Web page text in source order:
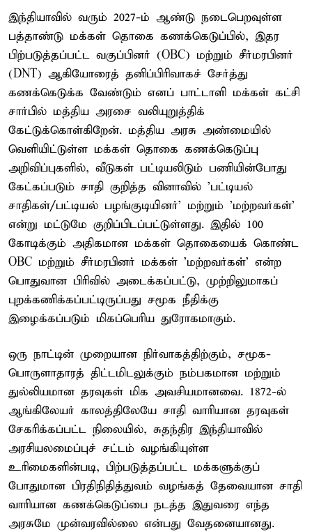
இந்தியாவில் வரும் 2027-ம் ஆண்டு நடைபெறவுள்ள
பத்தாண்டு மக்கள் தொகை கணக்கெடுப்பில், இதர
பிற்படுத்தப்பட்ட வகுப்பினர் (OBC) மற்றும் சீர்மரபினர்
(DNT) ஆகியோரைத் தனிப்பிரிவாகச் சேர்த்து
கணக்கெடுக்க வேண்டும் எனப் பாட்டாளி மக்கள் கட்சி
சார்பில் மத்திய அரசை வலியுறுத்திக்
கேட்டுக்கொள்கிறேன். மத்திய அரசு அண்மையில்
வெளியிட்டுள்ள மக்கள் தொகை கணக்கெடுப்பு
அறிவிப்புகளில், வீடுகள் பட்டியலிடும் பணியின்போது
கேட்கப்படும் சாதி குறித்த வினாவில் 'பட்டியல்
சாதிகள்/பட்டியல் பழங்குடியினர்' மற்றும் 'மற்றவர்கள்'
என்று மட்டுமே குறிப்பிடப்பட்டுள்ளது. இதில் 100
கோடிக்கும் அதிகமான மக்கள் தொகையைக் கொண்ட
OBC மற்றும் சீர்மரபினர் மக்கள் 'மற்றவர்கள்' என்ற
பொதுவான பிரிவில் அடைக்கப்பட்டு, முற்றிலுமாகப்
புறக்கணிக்கப்பட்டிருப்பது சமூக நீதிக்கு
இழைக்கப்படும் மிகப்பெரிய துரோகமாகும்.
ஒரு நாட்டின் முறையான நிர்வாகத்திற்கும், சமூக-
பொருளாதாரத் திட்டமிடலுக்கும் நம்பகமான மற்றும்
துல்லியமான தரவுகள் மிக அவசியமானவை. 1872-ல்
ஆங்கிலேயர் காலத்திலேயே சாதி வாரியான தரவுகள்
சேகரிக்கப்பட்ட நிலையில், சுதந்திர இந்தியாவில்
அரசியலமைப்புச் சட்டம் வழங்கியுள்ள
உரிமைகளின்படி, பிற்படுத்தப்பட்ட மக்களுக்குப்
போதுமான பிரதிநிதித்துவம் வழங்கத் தேவையான சாதி
வாரியான கணக்கெடுப்பை நடத்த இதுவரை எந்த
அரசுமே முன்வரவில்லை என்பது வேதனையானது.